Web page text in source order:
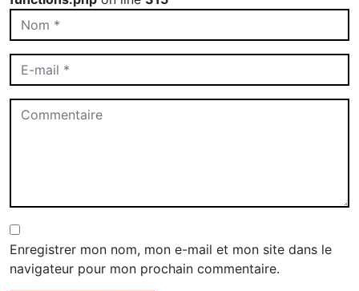
Enregistrer mon nom, mon e-mail et mon site dans le
navigateur pour mon prochain commentaire.